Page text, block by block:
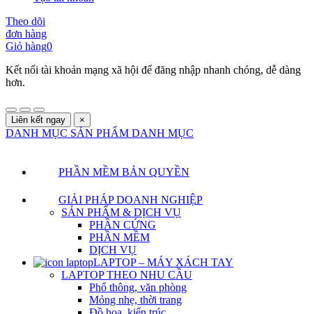
Theo dõi
đơn hàng
Giỏ hàng0
Kết nối tài khoản mạng xã hội để đăng nhập nhanh chóng, dễ dàng
hơn.
Liên kết ngay ×
DANH MỤC SẢN PHẨM DANH MỤC
PHẦN MỀM BẢN QUYỀN
GIẢI PHÁP DOANH NGHIỆP
SẢN PHẨM & DỊCH VỤ
PHẦN CỨNG
PHẦN MỀM
DỊCH VỤ
LAPTOP – MÁY XÁCH TAY
LAPTOP THEO NHU CẦU
Phổ thông, văn phòng
Mỏng nhẹ, thời trang